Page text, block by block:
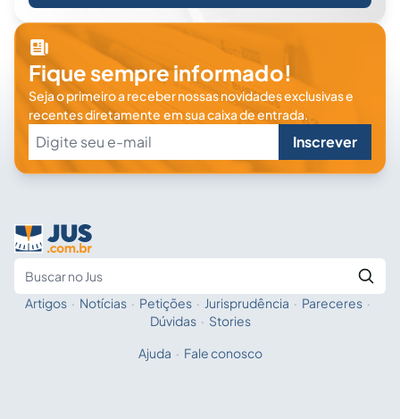
Fique sempre informado!
Seja o primeiro a receber nossas novidades exclusivas e
recentes diretamente em sua caixa de entrada.
Inscrever
Fale com a IA
Artigos · Notícias · Petições · Jurisprudência · Pareceres ·
Dúvidas · Stories
Ajuda · Fale conosco